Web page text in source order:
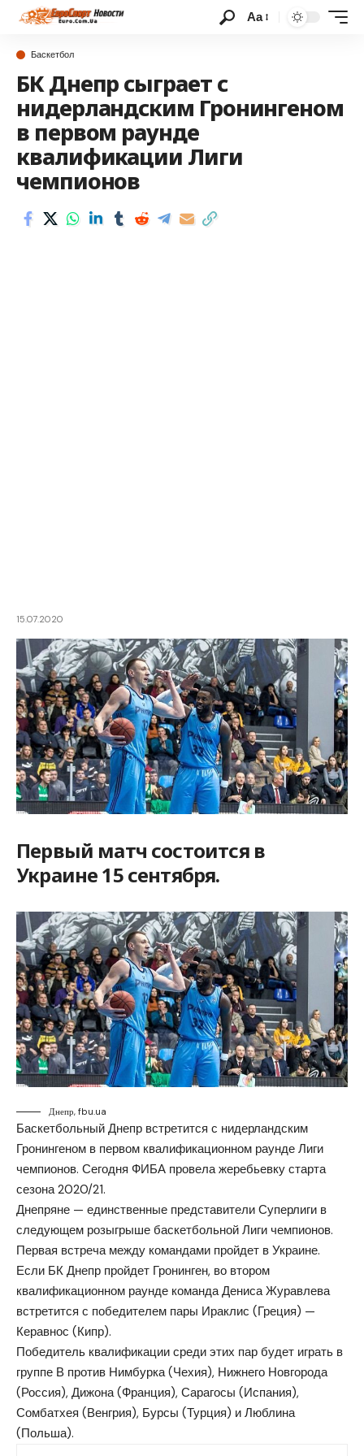
Аа
Баскетбол
БК Днепр сыграет с
нидерландским Гронингеном
в первом раунде
квалификации Лиги
чемпионов
15.07.2020
Первый матч состоится в
Украине 15 сентября.
Днепр, fbu.ua
Баскетбольный Днепр встретится с нидерландским
Гронингеном в первом квалификационном раунде Лиги
чемпионов. Сегодня ФИБА провела жеребьевку старта
сезона 2020/21.
Днепряне — единственные представители Суперлиги в
следующем розыгрыше баскетбольной Лиги чемпионов.
Первая встреча между командами пройдет в Украине.
Если БК Днепр пройдет Гронинген, во втором
квалификационном раунде команда Дениса Журавлева
встретится с победителем пары Ираклис (Греция) —
Керавнос (Кипр).
Победитель квалификации среди этих пар будет играть в
группе В против Нимбурка (Чехия), Нижнего Новгорода
(Россия), Дижона (Франция), Сарагосы (Испания),
Сомбатхея (Венгрия), Бурсы (Турция) и Люблина
(Польша).